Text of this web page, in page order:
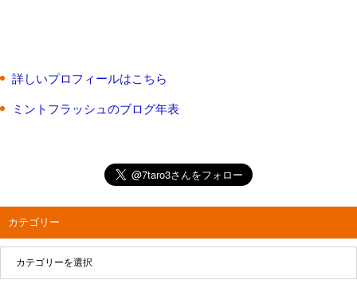
詳しいプロフィールはこちら
ミントフラッシュのブログ年表
カテゴリー